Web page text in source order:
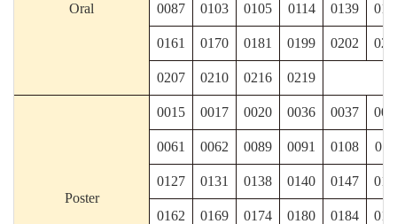
Oral 0087 0103 0105 0114 0139
0161 0170 0181 0199 0202
0207 0210 0216 0219
Poster
0015 0017 0020 0036 0037
0061 0062 0089 0091 0108
0127 0131 0138 0140 0147
0162 0169 0174 0180 0184